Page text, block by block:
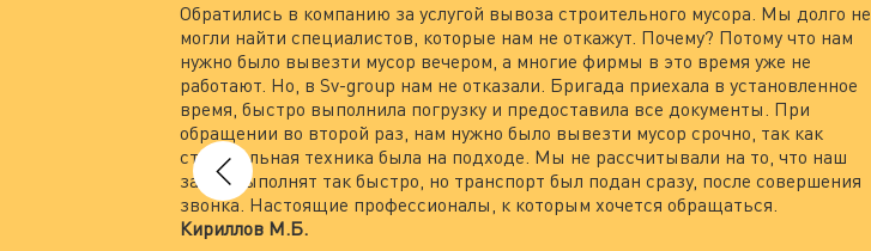
Обратились в компанию за услугой вывоза строительного мусора. Мы долго не
могли найти специалистов, которые нам не откажут. Почему? Потому что нам
нужно было вывезти мусор вечером, а многие фирмы в это время уже не
работают. Но, в Sv-group нам не отказали. Бригада приехала в установленное
время, быстро выполнила погрузку и предоставила все документы. При
обращении во второй раз, нам нужно было вывезти мусор срочно, так как
строительная техника была на подходе. Мы не рассчитывали на то, что наш
заказ выполнят так быстро, но транспорт был подан сразу, после совершения
звонка. Настоящие профессионалы, к которым хочется обращаться.
Кириллов М.Б.